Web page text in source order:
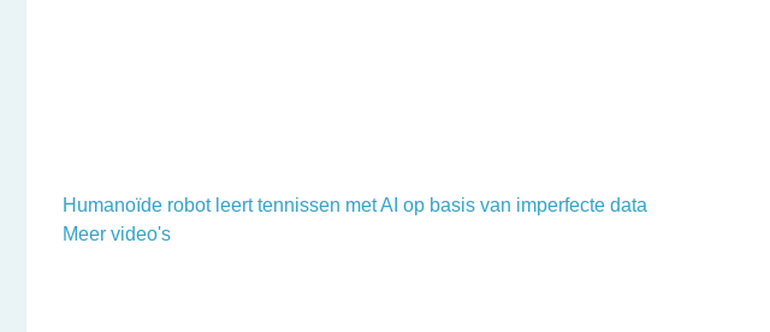
Humanoïde robot leert tennissen met AI op basis van imperfecte data
Meer video's